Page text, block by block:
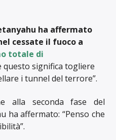
ha affermato
cessate il fuoco a
totale di
questo significa togliere
i tunnel del terrore”.
alla seconda fase del
ha affermato: “Penso che